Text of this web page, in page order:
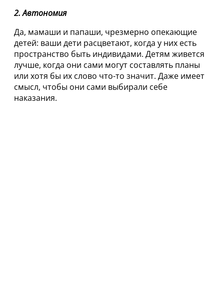
2. Автономия
Да, мамаши и папаши, чрезмерно опекающие
детей: ваши дети расцветают, когда у них есть
пространство быть индивидами. Детям живется
лучше, когда они сами могут составлять планы
или хотя бы их слово что-то значит. Даже имеет
смысл, чтобы они сами выбирали себе
наказания.